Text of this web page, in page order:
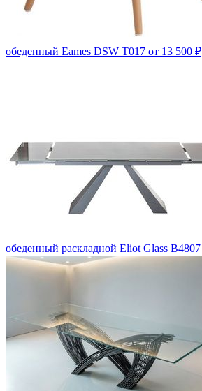
обеденный Eames DSW T017 от 13 500 ₽
обеденный раскладной Eliot Glass B4807